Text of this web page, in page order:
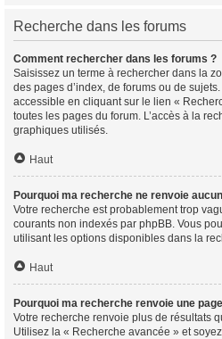
Recherche dans les forums
Comment rechercher dans les forums ?
Saisissez un terme à rechercher dans la
des pages d’index, de forums ou de
accessible en cliquant sur le lien «
toutes les pages du forum. L’accès à la
graphiques utilisés.
Haut
Pourquoi ma recherche ne renvoie
Votre recherche est probablement trop
courants non indexés par phpBB. Vous
utilisant les options disponibles dans la
Haut
Pourquoi ma recherche renvoie une
Votre recherche renvoie plus de résultats
Utilisez la « Recherche avancée » et